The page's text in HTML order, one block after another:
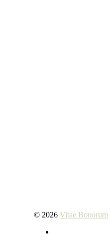
© 2026 Vitae Bonorum